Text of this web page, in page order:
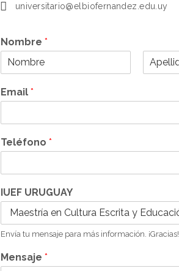
universitario@elbiofernandez.edu.uy
Nombre *
o
m
e
i
Email *
Teléfono *
IUEF URUGUAY
Envía tu mensaje para más información. ¡Gracias!
Mensaje *